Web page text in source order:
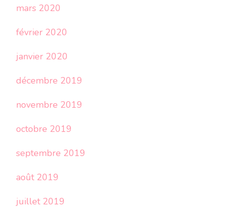
mars 2020
février 2020
janvier 2020
décembre 2019
novembre 2019
octobre 2019
septembre 2019
août 2019
juillet 2019